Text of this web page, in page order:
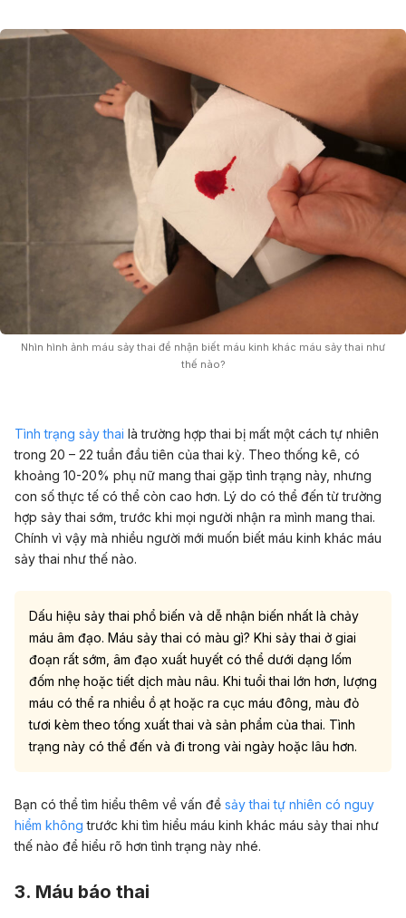
Nhìn hình ảnh máu sảy thai để nhận biết máu kinh khác máu sảy thai như
thế nào?
Tình trạng sảy thai là trường hợp thai bị mất một cách tự nhiên
trong 20 – 22 tuần đầu tiên của thai kỳ. Theo thống kê, có
khoảng 10-20% phụ nữ mang thai gặp tình trạng này, nhưng
con số thực tế có thể còn cao hơn. Lý do có thể đến từ trường
hợp sảy thai sớm, trước khi mọi người nhận ra mình mang thai.
Chính vì vậy mà nhiều người mới muốn biết máu kinh khác máu
sảy thai như thế nào.
Dấu hiệu sảy thai phổ biến và dễ nhận biến nhất là chảy
máu âm đạo. Máu sảy thai có màu gì? Khi sảy thai ở giai
đoạn rất sớm, âm đạo xuất huyết có thể dưới dạng lốm
đốm nhẹ hoặc tiết dịch màu nâu. Khi tuổi thai lớn hơn, lượng
máu có thể ra nhiều ồ ạt hoặc ra cục máu đông, màu đỏ
tươi kèm theo tống xuất thai và sản phẩm của thai. Tình
trạng này có thể đến và đi trong vài ngày hoặc lâu hơn.
Bạn có thể tìm hiểu thêm về vấn đề sảy thai tự nhiên có nguy
hiểm không trước khi tìm hiểu máu kinh khác máu sảy thai như
thế nào để hiểu rõ hơn tình trạng này nhé.
3. Máu báo thai